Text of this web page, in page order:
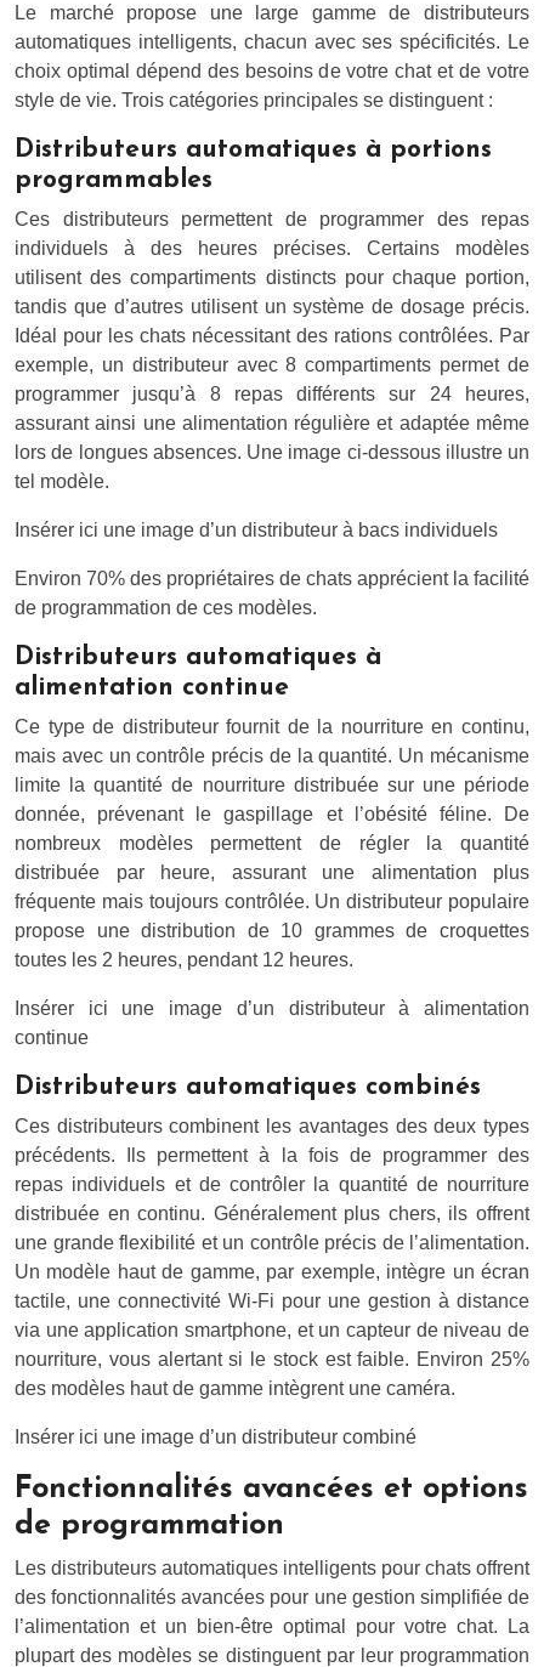
Le marché propose une large gamme de distributeurs
automatiques intelligents, chacun avec ses spécificités. Le
choix optimal dépend des besoins de votre chat et de votre
style de vie. Trois catégories principales se distinguent :
Distributeurs automatiques à portions
programmables
Ces distributeurs permettent de programmer des repas
individuels à des heures précises. Certains modèles
utilisent des compartiments distincts pour chaque portion,
tandis que d’autres utilisent un système de dosage précis.
Idéal pour les chats nécessitant des rations contrôlées. Par
exemple, un distributeur avec 8 compartiments permet de
programmer jusqu’à 8 repas différents sur 24 heures,
assurant ainsi une alimentation régulière et adaptée même
lors de longues absences. Une image ci-dessous illustre un
tel modèle.
Insérer ici une image d’un distributeur à bacs individuels
Environ 70% des propriétaires de chats apprécient la facilité
de programmation de ces modèles.
Distributeurs automatiques à
alimentation continue
Ce type de distributeur fournit de la nourriture en continu,
mais avec un contrôle précis de la quantité. Un mécanisme
limite la quantité de nourriture distribuée sur une période
donnée, prévenant le gaspillage et l’obésité féline. De
nombreux modèles permettent de régler la quantité
distribuée par heure, assurant une alimentation plus
fréquente mais toujours contrôlée. Un distributeur populaire
propose une distribution de 10 grammes de croquettes
toutes les 2 heures, pendant 12 heures.
Insérer ici une image d’un distributeur à alimentation
continue
Distributeurs automatiques combinés
Ces distributeurs combinent les avantages des deux types
précédents. Ils permettent à la fois de programmer des
repas individuels et de contrôler la quantité de nourriture
distribuée en continu. Généralement plus chers, ils offrent
une grande flexibilité et un contrôle précis de l’alimentation.
Un modèle haut de gamme, par exemple, intègre un écran
tactile, une connectivité Wi-Fi pour une gestion à distance
via une application smartphone, et un capteur de niveau de
nourriture, vous alertant si le stock est faible. Environ 25%
des modèles haut de gamme intègrent une caméra.
Insérer ici une image d’un distributeur combiné
Fonctionnalités avancées et options
de programmation
Les distributeurs automatiques intelligents pour chats offrent
des fonctionnalités avancées pour une gestion simplifiée de
l’alimentation et un bien-être optimal pour votre chat. La
plupart des modèles se distinguent par leur programmation